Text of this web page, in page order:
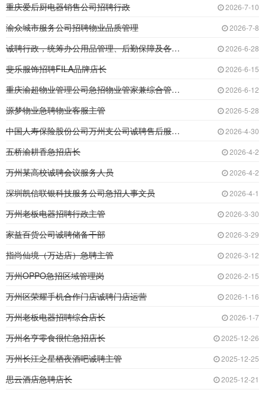
重庆爱后厨电器销售公司招聘行政 2026-7-10
渝众城市服务公司招聘物业品质管理 2026-7-8
诚聘行政，统筹办公用品管理、后勤保障及各类行 2026-6-28
斐乐服饰招聘FILA品牌店长 2026-6-15
重庆渝超物业管理公司急招物业管家兼综合管理员 2026-6-12
源梦物业急聘物业客服主管 2026-5-28
中国人寿保险股份公司万州支公司诚聘售后服务专 2026-4-30
五桥渝耕香急招店长 2026-4-2
万州某高校诚聘会议服务人员 2026-4-2
深圳凯信联银科技服务公司急招人事文员 2026-4-1
万州老板电器招聘行政主管 2026-3-30
家益百货公司诚聘储备干部 2026-3-29
指尚仙境（万达店）急聘主管 2026-3-12
万州OPPO急招区域管理岗 2026-2-15
万州区荣耀手机合作门店诚聘门店运营 2026-1-16
万州老板电器招聘综合店长 2026-1-7
万州名亨零食很忙急招店长 2025-12-26
万州长江之星栖夜酒吧诚聘主管 2025-12-25
思云酒店急聘店长 2025-12-21